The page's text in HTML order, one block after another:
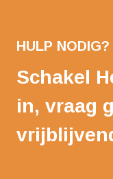
HULP NODIG?
Schakel
in, vraag